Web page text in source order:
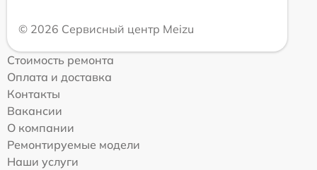
© 2026 Сервисный центр Meizu
Стоимость ремонта
Оплата и доставка
Контакты
Вакансии
О компании
Ремонтируемые модели
Наши услуги